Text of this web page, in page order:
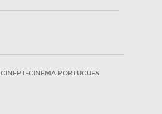
CINEPT-CINEMA PORTUGUES